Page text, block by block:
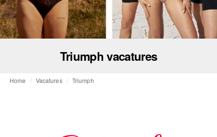
Triumph vacatures
Home Vacatures Triumph